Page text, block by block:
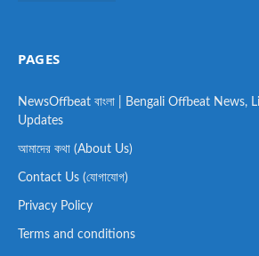
PAGES
NewsOffbeat বাংলা | Bengali Offbeat News,
Updates
আমাদের কথা (About Us)
Contact Us (যোগাযোগ)
Privacy Policy
Terms and conditions